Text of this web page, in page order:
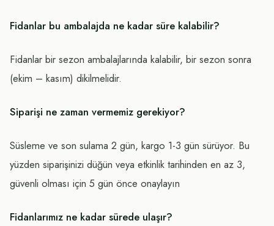
Fidanlar bu ambalajda ne kadar süre kalabilir?
Fidanlar bir sezon ambalajlarında kalabilir, bir sezon sonra
(ekim – kasım) dikilmelidir.
Siparişi ne zaman vermemiz gerekiyor?
Süsleme ve son sulama 2 gün, kargo 1-3 gün sürüyor. Bu
yüzden siparişinizi düğün veya etkinlik tarihinden en az 3,
güvenli olması için 5 gün önce onaylayın
Fidanlarımız ne kadar sürede ulaşır?